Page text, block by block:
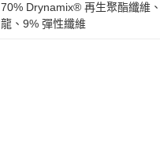
70% Drynamix® 再生聚酯纖維
龍、9% 彈性纖維